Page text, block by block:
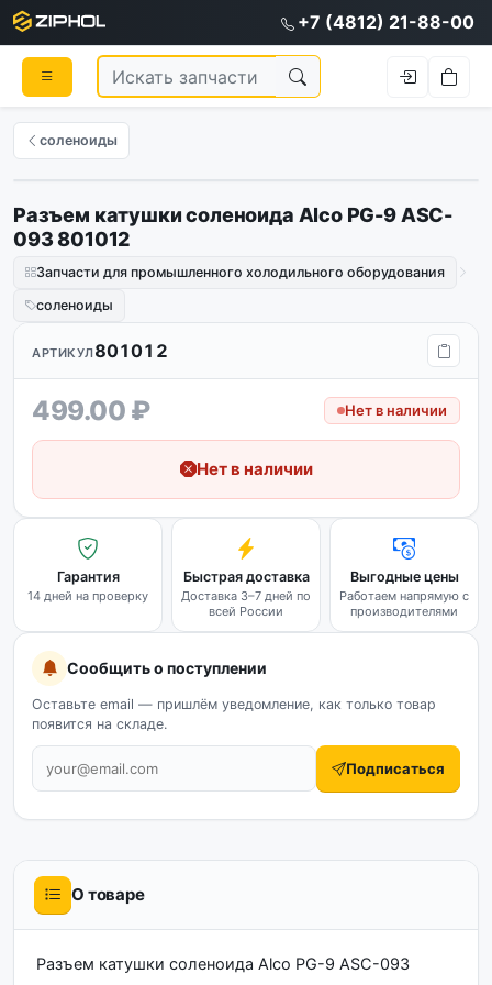
+7 (4812) 21-88-00
соленоиды
Оригинал
Разъем катушки соленоида Alco PG-9 ASC-
093 801012
Запчасти для промышленного холодильного оборудования
соленоиды
АРТИКУЛ801012
499.00 ₽ Нет в наличии
Нет в наличии
Гарантия
14 дней на проверку
Быстрая доставка
Доставка 3–7 дней по
всей России
Выгодные цены
Работаем напрямую с
производителями
Сообщить о поступлении
Оставьте email — пришлём уведомление, как только товар
появится на складе.
Подписаться
О товаре
Разъем катушки соленоида Alco PG-9 ASC-093